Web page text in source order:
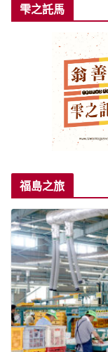
雫之託馬
福島之旅